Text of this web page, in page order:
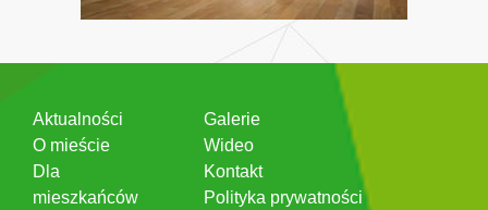
Aktualności
O mieście
Dla
mieszkańców
Galerie
Wideo
Kontakt
Polityka prywatności